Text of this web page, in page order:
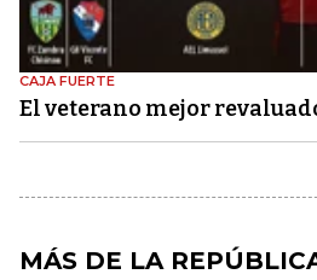
CAJA FUERTE
El veterano mejor
MÁS DE LA